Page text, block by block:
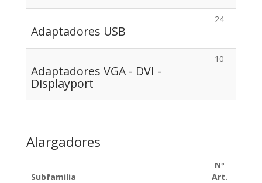
Adaptadores USB
24
Adaptadores VGA - DVI -
Displayport
10
Alargadores
Subfamilia
Nº
Art.